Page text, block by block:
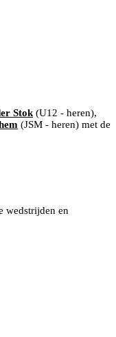
Stok (U12 - heren),
(JSM - heren) met de
wedstrijden en